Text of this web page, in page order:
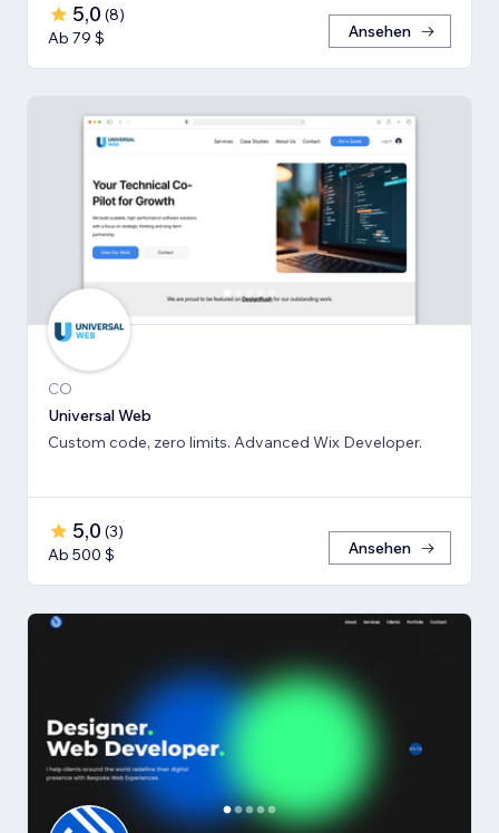
5,0 (8)
Ab 79 $
Ansehen
CO
Universal Web
Custom code, zero limits. Advanced Wix Developer.
5,0 (3)
Ab 500 $
Ansehen